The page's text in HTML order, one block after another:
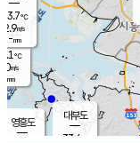
의도
℃
m/s
mm
영흥도
대부도
33.6
33.7℃
2.9m/s
-mm